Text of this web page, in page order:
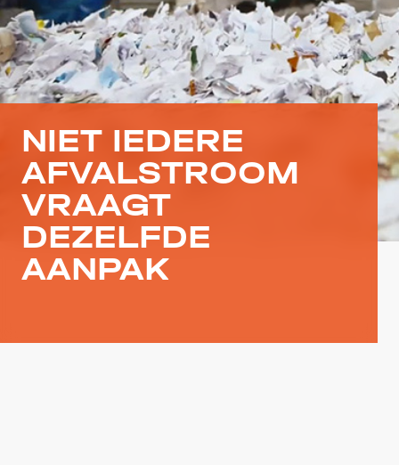
NIET IEDERE
AFVALSTROOM
VRAAGT
DEZELFDE
AANPAK